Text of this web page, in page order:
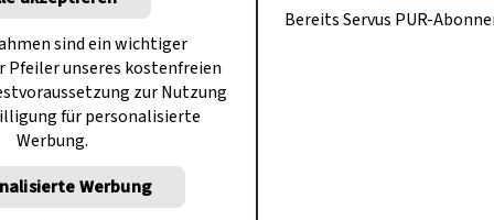
schmücken? Die süße Julie! Sie
frechen Schopf für unsere
Verkleidung für den Fasching!
sind ein wichtiger
unseres kostenfreien
zur Nutzung
für personalisierte
Werbung.
Werbung
Bereits Servus PUR-